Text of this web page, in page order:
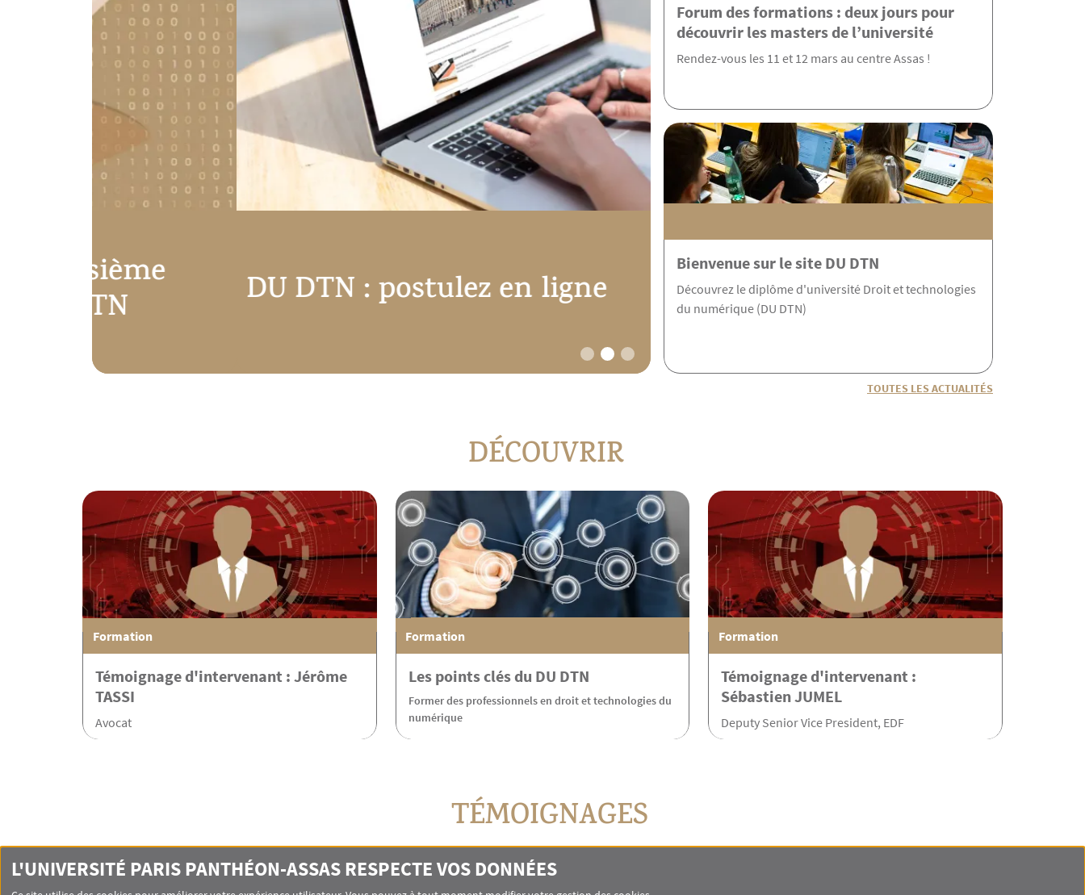
DU DTN : postulez en ligne Diffusion en direct et en
cours d’amphithéâtre
Forum des formations : deux jours pour
découvrir les masters de l’université
Rendez-vous les 11 et 12 mars au centre Assas !
Bienvenue sur le site DU DTN
Découvrez le diplôme d'université Droit et technologies
du numérique (DU DTN)
TOUTES LES ACTUALITÉS
DÉCOUVRIR
Formation
Témoignage d'intervenant : Jérôme
TASSI
Avocat
Formation
Les points clés du DU DTN
Former des professionnels en droit et technologies du
numérique
Formation
Témoignage d'intervenant :
Sébastien JUMEL
Deputy Senior Vice President, EDF
TÉMOIGNAGES
Thierry ADAM
L'UNIVERSITÉ PARIS PANTHÉON-ASSAS RESPECTE VOS DONNÉES